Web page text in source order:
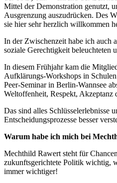
Mittel der Demonstration genutzt,
Ausgrenzung auszudrücken. Des
sie hier sehr herzlich willkommen
In der Zwischenzeit habe ich auch
soziale Gerechtigkeit beleuchteten
In diesem Frühjahr kam die
Aufklärungs-Workshops in
Peer-Seminar in Berlin-Wannsee
Weltoffenheit, Respekt, Akzeptanz
Das sind alles Schlüsselerlebnisse
Entscheidungsprozesse besser
Warum habe ich mich bei
Mechthild Rawert steht für
zukunftsgerichtete Politik wichtig,
immer wichtiger!